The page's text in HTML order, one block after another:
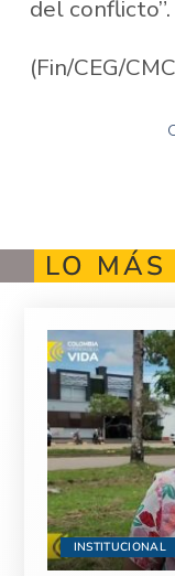
del conflicto”.
(Fin/CEG/
LO MÁS
INSTITUCIONAL